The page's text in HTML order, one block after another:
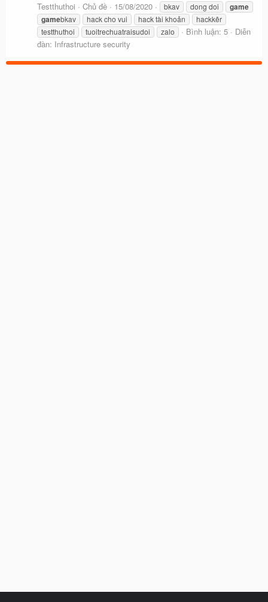
Testthuthoi
Chủ đề 15/08/2020 bkav dong doi
game
gamebkav hack cho vui hack tài khoản
hackkêr
testthuthoi
tuoitrechuatraisudoi zalo Bình luận: 5
Diễn
đàn: Infrastructure security